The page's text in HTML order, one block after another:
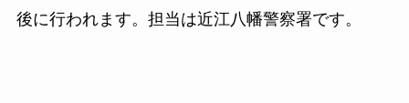
後に行われます。担当は近江八幡警察署です。